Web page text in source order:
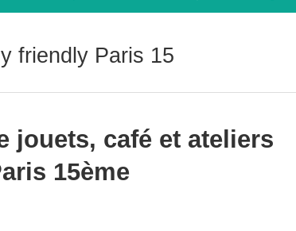
friendly Paris 15
jouets, café et ateliers
15ème